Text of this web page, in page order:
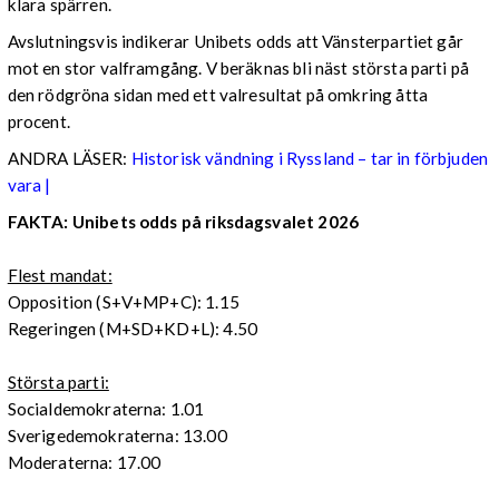
Avslutningsvis indikerar Unibets odds att Vänsterpartiet går
mot en stor valframgång. V beräknas bli näst största parti på
den rödgröna sidan med ett valresultat på omkring åtta
procent.
ANDRA LÄSER: Historisk vändning i Ryssland – tar in förbjuden
vara |
FAKTA: Unibets odds på riksdagsvalet 2026
Flest mandat:
Opposition (S+V+MP+C): 1.15
Regeringen (M+SD+KD+L): 4.50
Största parti:
Socialdemokraterna: 1.01
Sverigedemokraterna: 13.00
Moderaterna: 17.00